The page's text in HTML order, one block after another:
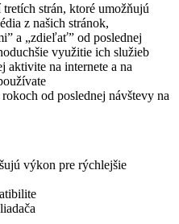
strán, ktoré umožňujú
z našich stránok,
a „zdieľať” od poslednej
využitie ich služieb
aktivite na internete a na
od poslednej návštevy na
výkon pre rýchlejšie